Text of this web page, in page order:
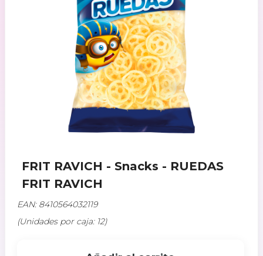
FRIT RAVICH - Snacks - RUEDAS
FRIT RAVICH
EAN: 8410564032119
(Unidades por caja: 12)